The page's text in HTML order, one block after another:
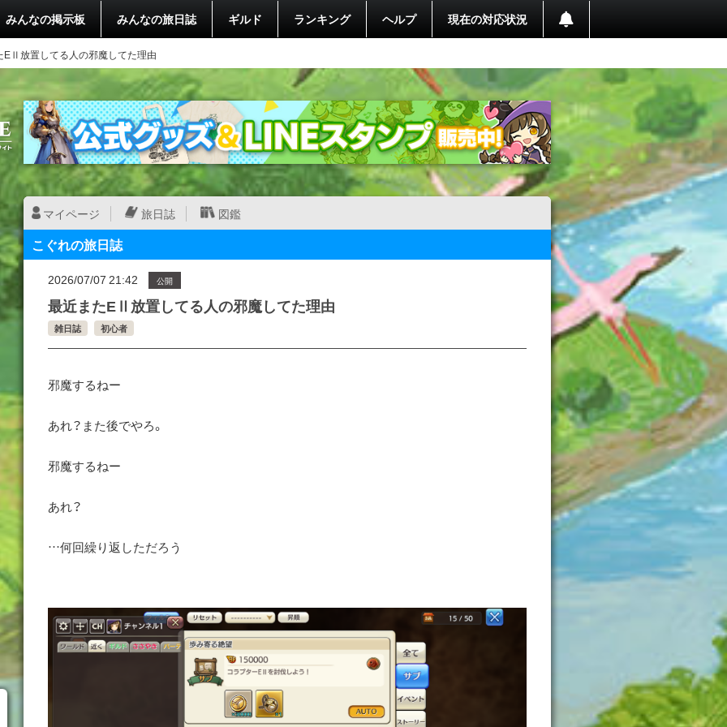
みんなの掲示板 みんなの旅日誌 ギルド ランキング ヘルプ 現在の対応状況
EⅡ放置してる人の邪魔してた理由
マイページ 旅日誌 図鑑
こぐれの旅日誌
2026/07/07 21:42 公開
最近またEⅡ放置してる人の邪魔してた理由
雑日誌 初心者
邪魔するねー
あれ？また後でやろ。
邪魔するねー
あれ？
…何回繰り返しただろう